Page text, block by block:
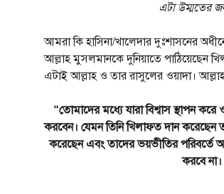
এটা উম্মতের
আমরা কি হাসিনা/খালেদার দুঃশাসনের
আল্লাহ মুসলমানকে দুনিয়াতে পাঠিয়েছেন
এটাই আল্লাহ ও তার রাসুলের ওয়াদা।
“তোমাদের মধ্যে যারা বিশ্বাস স্থাপন
করবেন। যেমন তিনি খিলাফত দান করেছেন
করেছেন এবং তাদের ভয়ভীতির পরিবর্তে
করবে